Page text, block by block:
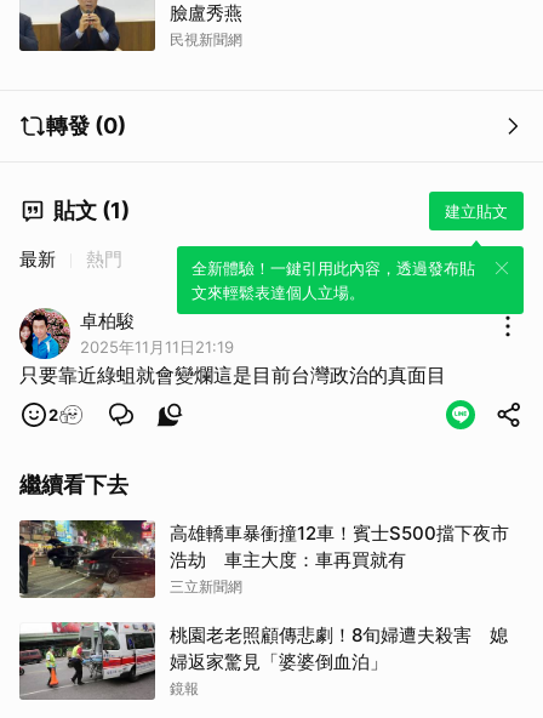
臉盧秀燕
民視新聞網
轉發 (0)
貼文 (1) 建立貼文
全新體驗！一鍵引用此內容，透過發布貼
文來輕鬆表達個人立場。
最新 熱門
卓柏駿
2025年11月11日21:19
只要靠近綠蛆就會變爛這是目前台灣政治的真面目
2
繼續看下去
高雄轎車暴衝撞12車！賓士S500擋下夜市
浩劫 車主大度：車再買就有
三立新聞網
桃園老老照顧傳悲劇！8旬婦遭夫殺害 媳
婦返家驚見「婆婆倒血泊」
鏡報